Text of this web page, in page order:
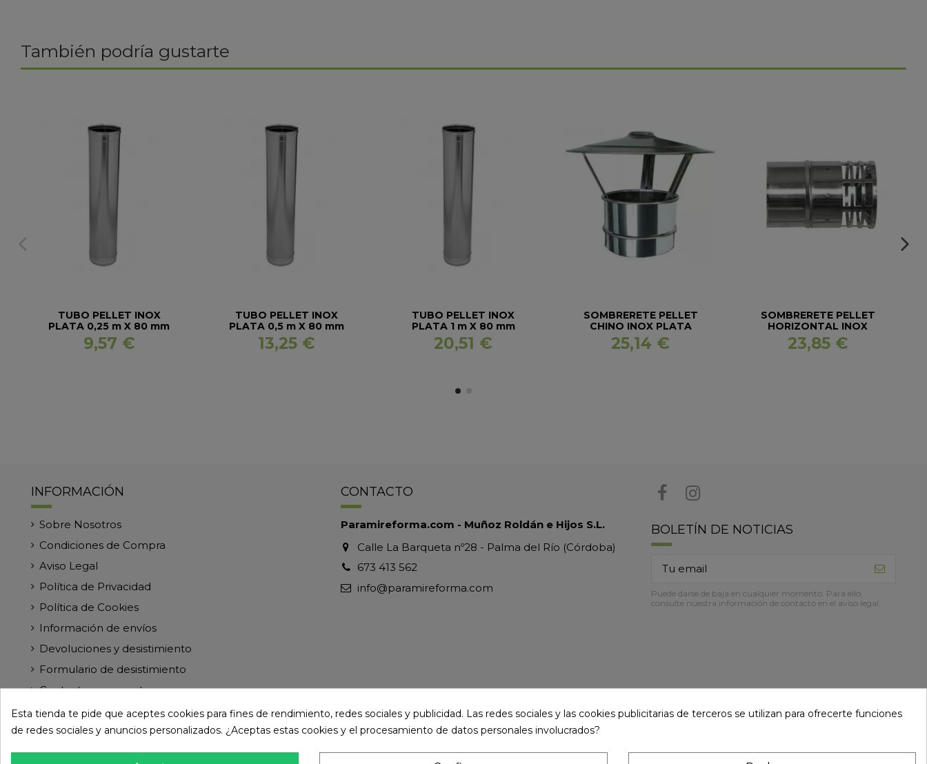
También podría gustarte
TUBO PELLET INOX
PLATA 0,25 m X 80 mm
9,57 €
TUBO PELLET INOX
PLATA 0,5 m X 80 mm
13,25 €
TUBO PELLET INOX
PLATA 1 m X 80 mm
20,51 €
SOMBRERETE PELLET
CHINO INOX PLATA
25,14 €
SOMBRERETE PELLET
HORIZONTAL INOX
PLATA
23,85 €
INFORMACIÓN
Sobre Nosotros
Condiciones de Compra
Aviso Legal
Política de Privacidad
Política de Cookies
Información de envíos
Devoluciones y desistimiento
Formulario de desistimiento
Contacte con nosotros
CONTACTO
Paramireforma.com - Muñoz Roldán e Hijos S.L.
Calle La Barqueta nº28 - Palma del Río (Córdoba)
673 413 562
info@paramireforma.com
BOLETÍN DE NOTICIAS
Puede darse de baja en cualquier momento. Para ello,
consulte nuestra información de contacto en el aviso legal.
Esta tienda te pide que aceptes cookies para fines de rendimiento, redes sociales y publicidad. Las redes sociales y las cookies publicitarias de terceros se utilizan para ofrecerte funciones
de redes sociales y anuncios personalizados. ¿Aceptas estas cookies y el procesamiento de datos personales involucrados?